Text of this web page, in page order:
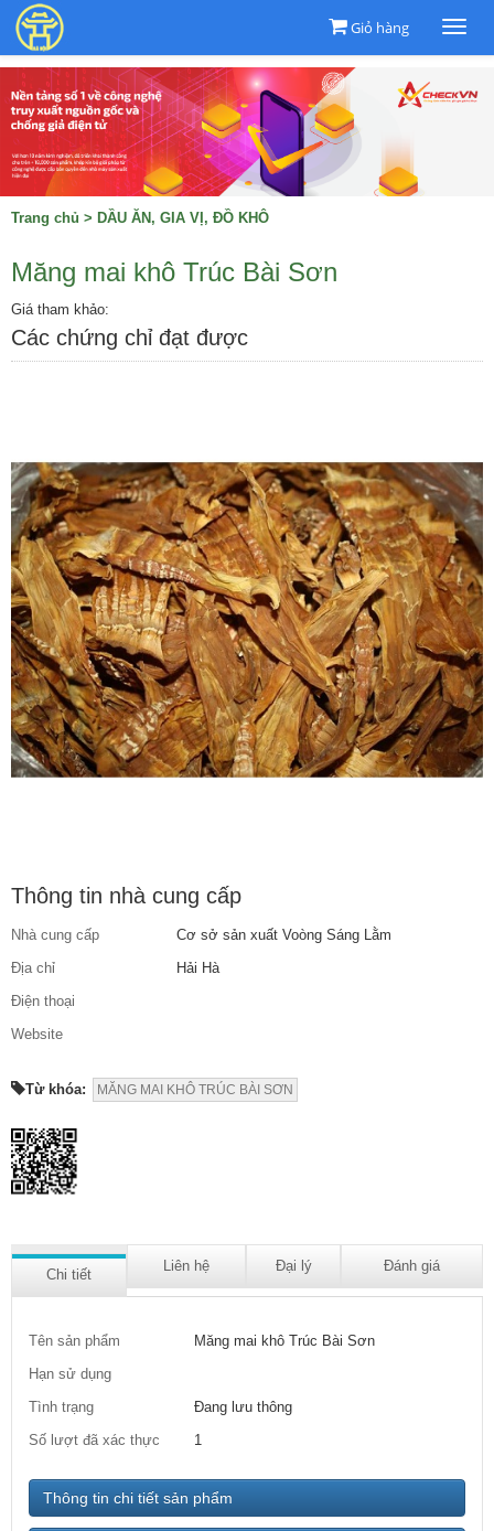
Giỏ hàng
Trang chủ > DẦU ĂN, GIA VỊ, ĐỒ KHÔ
Măng mai khô Trúc Bài Sơn
Giá tham khảo:
Các chứng chỉ đạt được
Thông tin nhà cung cấp
Nhà cung cấp
Cơ sở sản xuất Voòng Sáng Lằm
Địa chỉ
Hải Hà
Điện thoại
Website
Từ khóa: MĂNG MAI KHÔ TRÚC BÀI SƠN
Chi tiết
Liên hệ Đại lý Đánh giá
Tên sản phẩm
Măng mai khô Trúc Bài Sơn
Hạn sử dụng
Tình trạng
Đang lưu thông
Số lượt đã xác thực
1
Thông tin chi tiết sản phẩm